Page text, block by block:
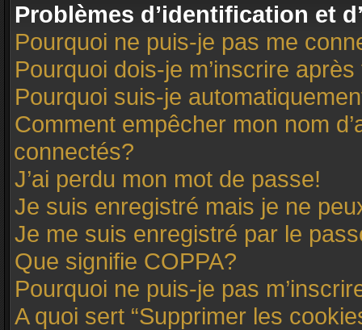
Problèmes d’identification et
Pourquoi ne puis-je pas me
Pourquoi dois-je m’inscrire après
Pourquoi suis-je
Comment empêcher mon nom
connectés?
J’ai perdu mon mot de passe!
Je suis enregistré mais je ne
Je me suis enregistré par le
Que signifie COPPA?
Pourquoi ne puis-je pas
A quoi sert “Supprimer les